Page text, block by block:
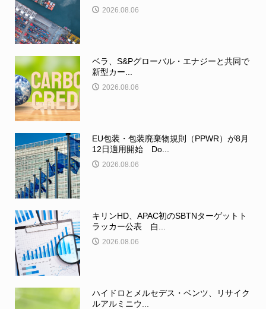
2026.08.06
ベラ、S&Pグローバル・エナジーと共同で
新型カー...
2026.08.06
EU包装・包装廃棄物規則（PPWR）が8月
12日適用開始 Do...
2026.08.06
キリンHD、APAC初のSBTNターゲットト
ラッカー公表 自...
2026.08.06
ハイドロとメルセデス・ベンツ、リサイク
ルアルミニウ...